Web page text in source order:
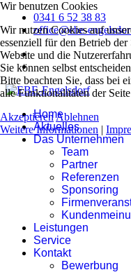
0341 6 52 38 83
office@ebe-
Home
Aktuelles
Das Unternehmen
Team
Partner
Referenzen
Sponsoring
Leistungen
Service
Kontakt
Bewerbung
Wir benutzen Cookies
Wir nutzen Cookies auf
essenziell für den Betrieb
Website und die
Sie können selbst
Bitte beachten Sie, dass bei
alle Funktionalitäten der
AkzeptierenAblehnen
Weitere Informationen |